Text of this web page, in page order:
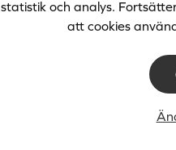
statistik och analys.
att cookies